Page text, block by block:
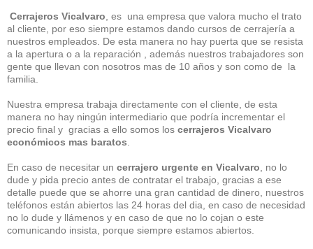
Cerrajeros Vicalvaro , es una empresa que valora mucho el trato
al cliente, por eso siempre estamos dando cursos de cerrajería a
nuestros empleados. De esta manera no hay puerta que se resista
a la apertura o a la reparación , además nuestros trabajadores son
gente que llevan con nosotros mas de 10 años y son como de la
familia.
Nuestra empresa trabaja directamente con el cliente, de esta
manera no hay ningún intermediario que podría incrementar el
precio final y gracias a ello somos los cerrajeros Vicalvaro
económicos mas baratos
En caso de necesitar un cerrajero urgente en Vicalvaro , no lo
dude y pida precio antes de contratar el trabajo, gracias a ese
detalle puede que se ahorre una gran cantidad de dinero, nuestros
teléfonos están abiertos las 24 horas del dia, en caso de necesidad
no lo dude y llámenos y en caso de que no lo cojan o este
comunicando insista, porque siempre estamos abiertos.